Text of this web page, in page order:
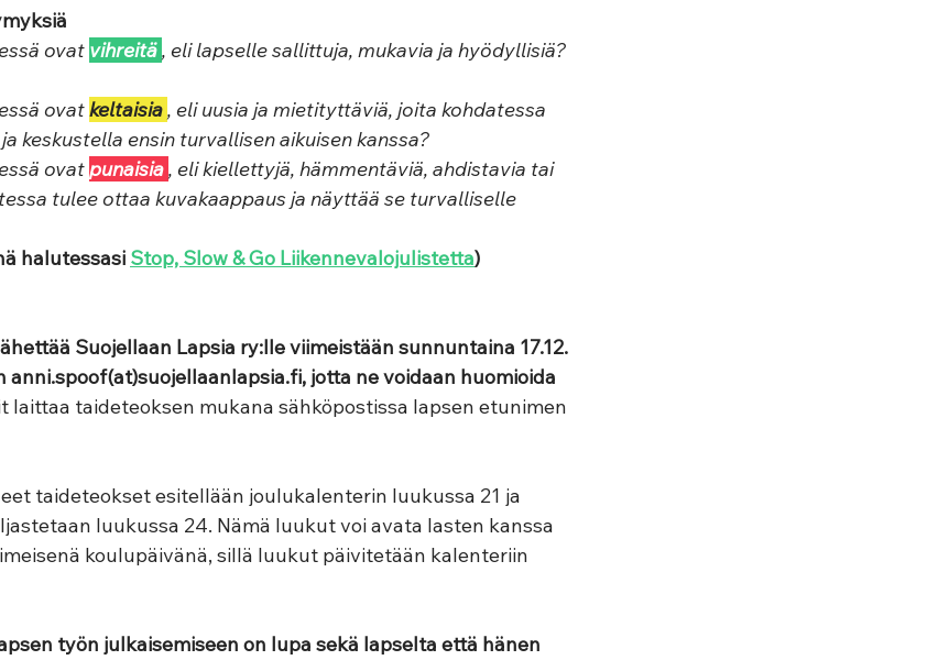
ovat vihreitä , eli lapselle sallittuja, mukavia ja hyödyllisiä?
ovat keltaisia , eli uusia ja mietityttäviä, joita kohdatessa
keskustella ensin turvallisen aikuisen kanssa?
ovat punaisia , eli kiellettyjä, hämmentäviä, ahdistavia tai
tulee ottaa kuvakaappaus ja näyttää se turvalliselle
halutessasi Stop, Slow & Go Liikennevalojulistetta)
Suojellaan Lapsia ry:lle viimeistään sunnuntaina 17.12.
anni.spoof(at)suojellaanlapsia.fi, jotta ne voidaan huomioida
laittaa taideteoksen mukana sähköpostissa lapsen etunimen
taideteokset esitellään joulukalenterin luukussa 21 ja
luukussa 24. Nämä luukut voi avata lasten kanssa
koulupäivänä, sillä luukut päivitetään kalenteriin
työn julkaisemiseen on lupa sekä lapselta että hänen